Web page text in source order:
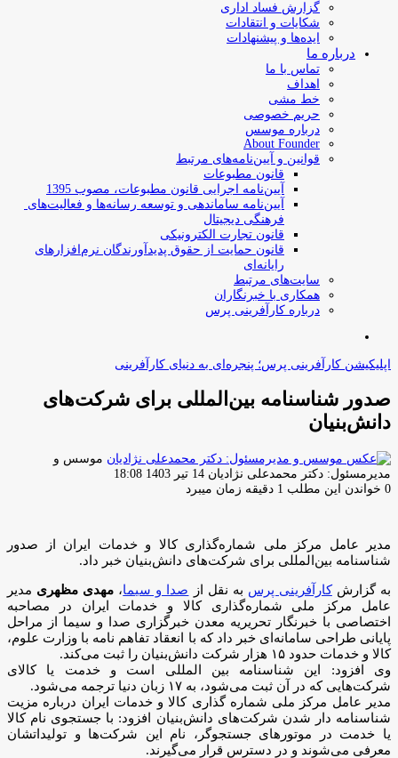
گزارش فساد اداری
شکایات و انتقادات
ایده‌ها و پیشنهادات
درباره ما
تماس با ما
اهداف
خط مشی
حریم خصوصی
درباره موسس
About Founder
قوانین و آیین‌نامه‌های مرتبط
‌قانون مطبوعات
آیین‌نامه اجرایی قانون مطبوعات، مصوب 1395
آیین‌نامه سامان­دهی و توسعه رسانه­‌ها و فعالیت‌­های
فرهنگی دیجیتال
قانون تجارت الکترونیکی
قانون حمایت از حقوق پدیدآورندگان نرم‌افزارهای
رایانه‌ای
سایت‌های مرتبط
همکاری با خبرنگاران
درباره کارآفرینی پرس
اپلیکیشن کارآفرینی پرس؛ پنجره‌ای به دنیای کارآفرینی
صدور شناسنامه بین‌المللی برای شرکت‌های
دانش‌بنیان
موسس و
مدیرمسئول: دکتر محمدعلی نژادیان ارسال
ایمیل
14 تیر 1403 18:08
0 خواندن این مطلب 1 دقیقه زمان میبرد
مدیر عامل مرکز ملی شماره‌گذاری کالا و خدمات ایران از صدور
شناسنامه بین‌المللی برای شرکت‌های دانش‌بنیان خبر داد.
به گزارشکارآفرینی پرس به نقل از صدا و سیما، مهدی مظهری مدیر
عامل مرکز ملی شماره‌گذاری کالا و خدمات ایران در مصاحبه
اختصاصی با خبرنگار تحریریه معدن خبرگزاری صدا و سیما از مراحل
پایانی طراحی سامانه‌ای خبر داد که با انعقاد تفاهم نامه با وزارت علوم،
کالا و خدمات حدود ۱۵ هزار شرکت دانش‌بنیان را ثبت می‌کند.
وی افزود: این شناسنامه بین المللی است و خدمت یا کالای
شرکت‌هایی که در آن ثبت می‌شود، به ۱۷ زبان دنیا ترجمه می‌شود.
مدیر عامل مرکز ملی شماره گذاری کالا و خدمات ایران درباره مزیت
شناسنامه دار شدن شرکت‌های دانش‌بنیان افزود: با جستجوی نام کالا
یا خدمت در موتور‌های جستجوگر، نام این شرکت‌ها و تولیداتشان
معرفی می‌شوند و در دسترس قرار می‌گیرند.